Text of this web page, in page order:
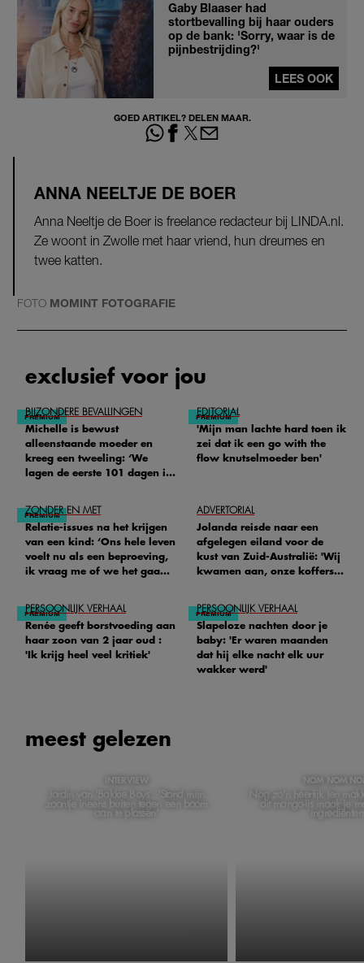
Gaby Blaaser had
stortbevalling bij haar ouders
op de bank: 'Sorry, waar is de
pijnbestrijding?'
LEES OOK
GOED ARTIKEL? DELEN MAAR.
ANNA NEELTJE DE BOER
Anna Neeltje de Boer is freelance redacteur bij LINDA.nl.
Ze woont in Zwolle met haar vriend, hun dreumes en
twee katten.
FOTO MOMINT FOTOGRAFIE
exclusief voor jou
BIJZONDERE BEVALLINGEN
Michelle is bewust
alleenstaande moeder en
kreeg een tweeling: ‘We
lagen de eerste 101 dagen in
EDITORIAL
'Mijn man lachte hard toen ik
zei dat ik een go with the
flow knutselmoeder ben'
ZONDER EN MET
Relatie-issues na het krijgen
van een kind: ‘Ons hele leven
voelt nu als een beproeving,
ik vraag me of we het gaan
ADVERTORIAL
Jolanda reisde naar een
afgelegen eiland voor de
kust van Zuid-Australië: 'Wij
kwamen aan, onze koffers
PERSOONLIJK VERHAAL
Renée geeft borstvoeding aan
haar zoon van 2 jaar oud :
'Ik krijg heel veel kritiek'
PERSOONLIJK VERHAAL
Slapeloze nachten door je
baby: 'Er waren maanden
dat hij elke nacht elk uur
wakker werd'
meest gelezen
INTERVIEW
Jordin van 'Bakkie Boys': 'Stond mijn
zoontje ineens buiten tegen een boom
aan te plassen'
NOM NOM
Nog zo'n heerlijk (en
dit mango-ijs maak je
ingrediënten